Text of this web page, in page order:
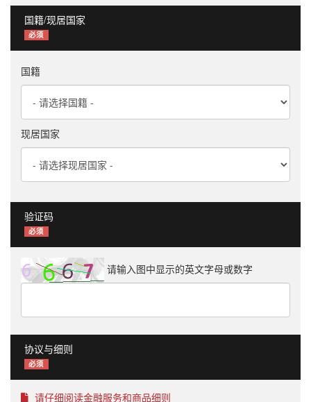
国籍/现居国家
必须
国籍
现居国家
验证码
必须
请输入图中显示的英文字母或数字
协议与细则
必须
请仔细阅读金融服务和商品细则